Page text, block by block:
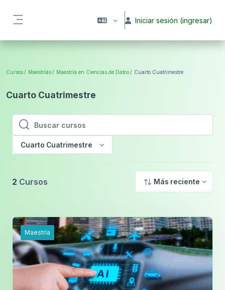
Iniciar sesión (ingresar)
Cursos Maestrías Maestría en Ciencias de Datos Cuarto Cuatrimestre
Cuarto Cuatrimestre
Buscar cursos
Buscar cursos
Cuarto Cuatrimestre
2 Cursos Más reciente
Maestría